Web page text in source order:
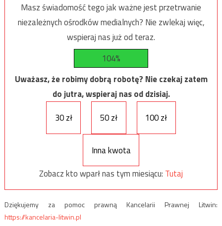
Masz świadomość tego jak ważne jest przetrwanie
niezależnych ośrodków medialnych? Nie zwlekaj więc,
wspieraj nas już od teraz.
104%
Uważasz, że robimy dobrą robotę? Nie czekaj zatem
do jutra, wspieraj nas od dzisiaj.
30 zł
50 zł 100 zł
Inna kwota
Zobacz kto wparł nas tym miesiącu: Tutaj
Dziękujemy za pomoc prawną Kancelarii Prawnej Litwin:
https://kancelaria-litwin.pl